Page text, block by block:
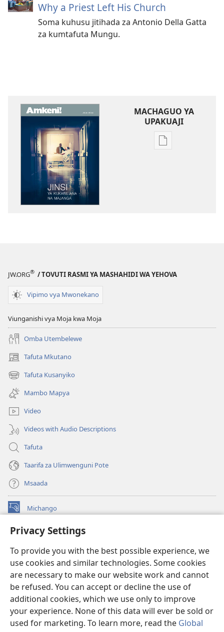
Privacy Settings
To provide you with the best possible experience, we
use cookies and similar technologies. Some cookies
are necessary to make our website work and cannot
be refused. You can accept or decline the use of
additional cookies, which we use only to improve
your experience. None of this data will ever be sold or
used for marketing. To learn more, read the Global
Why a Priest Left His Church
Soma kuhusu jitihada za Antonio Della Gatta
za kumtafuta Mungu.
MACHAGUO YA
UPAKUAJI
Mbinu
Majanga
JW.ORG® / TOVUTI RASMI YA MASHAHIDI WA YEHOVA
Vipimo vya Mwonekano
Viunganishi vya Moja kwa Moja
Omba Utembelewe
Tafuta Mkutano
(opens
new
window)
Tafuta Kusanyiko
(opens
new
window)
Mambo Mapya
Video
Videos with Audio Descriptions
Tafuta
Taarifa za Ulimwenguni Pote
Msaada
Michango
(opens
window)Watchtower MAKTABA KWENYE MTANDAO™
new
window)JW Hub ®
(opens
new
window)
®
Watchtower Library